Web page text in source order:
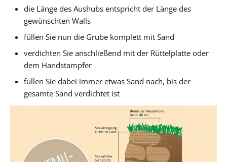
die Länge des Aushubs entspricht der Länge des
gewünschten Walls
füllen Sie nun die Grube komplett mit Sand
verdichten Sie anschließend mit der Rüttelplatte oder
dem Handstampfer
füllen Sie dabei immer etwas Sand nach, bis der
gesamte Sand verdichtet ist